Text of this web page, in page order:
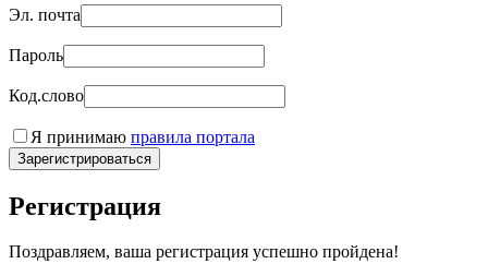
Эл. почта
Пароль
Код.слово
Я принимаю правила портала
Зарегистрироваться
Регистрация
Поздравляем, ваша регистрация успешно пройдена!